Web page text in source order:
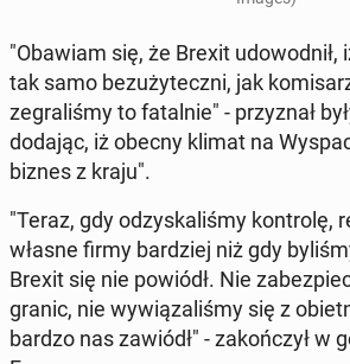
"Obawiam się, że Brexit udo­wod­nił,
tak samo bez­u­ży­tecz­ni, jak
ze­gra­li­śmy to fa­tal­nie" - przy­znał
dodając, iż obecny klimat na
biznes z kraju".
"Teraz, gdy od­zy­ska­li­śmy kon­tro­lę,
własne firmy bar­dziej niż gdy
Brexit się nie powiódł. Nie
granic, nie wy­wią­za­li­śmy się z
bardzo nas zawiódł" - za­koń­czył w